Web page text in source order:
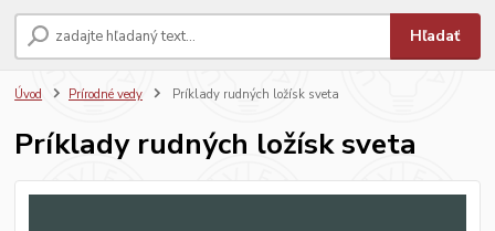
Hľadať
Úvod Prírodné vedy Príklady rudných ložísk sveta
Príklady rudných ložísk sveta